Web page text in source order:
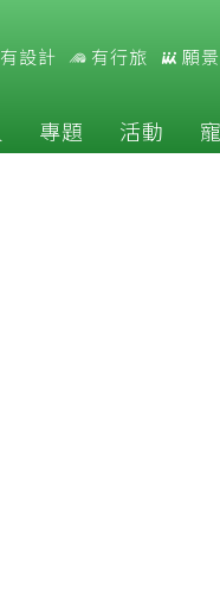
有設計 有行旅 願景
專題 活動